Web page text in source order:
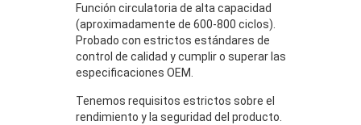
Función circulatoria de alta capacidad
(aproximadamente de 600-800 ciclos).
Probado con estrictos estándares de
control de calidad y cumplir o superar las
especificaciones OEM.
Tenemos requisitos estrictos sobre el
rendimiento y la seguridad del producto.